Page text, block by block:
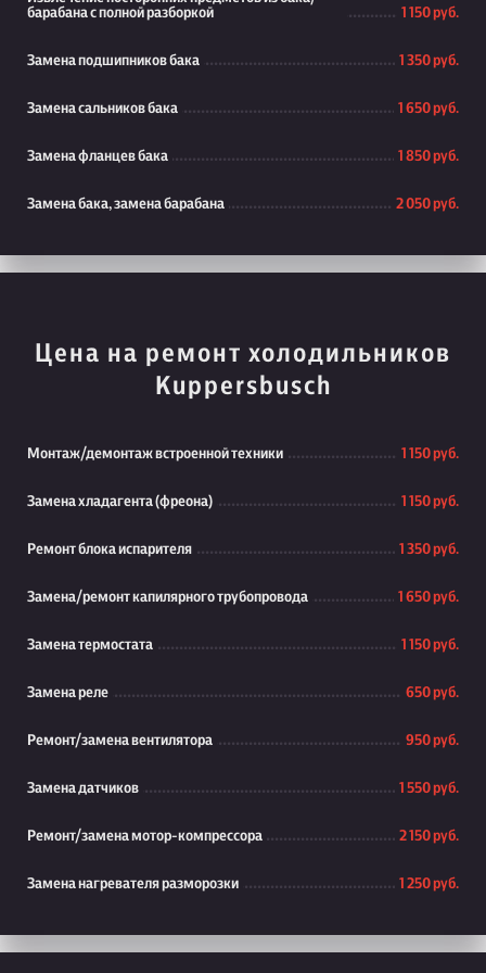
барабана с полной разборкой
1 150 руб.
Замена подшипников бака 1 350 руб.
Замена сальников бака 1 650 руб.
Замена фланцев бака 1 850 руб.
Замена бака, замена барабана 2 050 руб.
Цена на ремонт холодильников
Kuppersbusch
Монтаж/демонтаж встроенной техники 1 150 руб.
Замена хладагента (фреона) 1 150 руб.
Ремонт блока испарителя 1 350 руб.
Замена/ремонт капилярного трубопровода 1 650 руб.
Замена термостата 1 150 руб.
Замена реле 650 руб.
Ремонт/замена вентилятора 950 руб.
Замена датчиков 1 550 руб.
Ремонт/замена мотор-компрессора 2 150 руб.
Замена нагревателя разморозки 1 250 руб.